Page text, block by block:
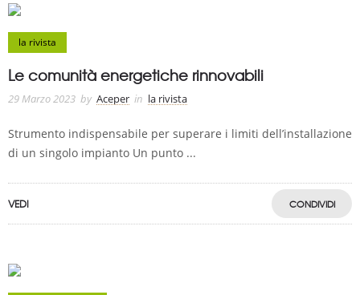
la rivista
Le comunità energetiche rinnovabili
29 Marzo 2023 by Aceper in la rivista
Strumento indispensabile per superare i limiti dell’installazione
di un singolo impianto Un punto ...
VEDI CONDIVIDI